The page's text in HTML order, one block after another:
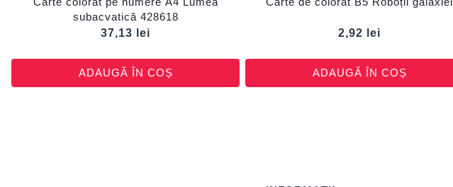
subacvatică 428618
37,13
lei
ADAUGĂ ÎN COȘ
2,92 lei
ADAUGĂ ÎN COȘ